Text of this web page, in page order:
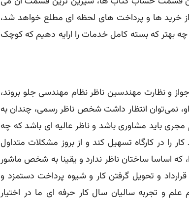
خرید ها و پرداخت های لحظه ای مطلع خواهد شد،
چه بهتر که بسته کامل خدمات را ارایه دهیم که کوچک
و نظارت مهندسین ناظر نظام مهندسی جلو بروند،
نمی‌توان انتظار داشت شخص ناظر رسمی، چندان به
مجری باید مشاوری باشد و ناظر عالیه ای باشد که چه
را در کارگاه تسهیل کند و از بروز مشکلات متداول
اساسا ساختان ناظر ندارد و یقینا به شخص ماشور
و تحویل گرفتن کار و شیوه پرداخت دستمزد و
و تجربه سالیان سال کار حرفه ای ما در اختیار